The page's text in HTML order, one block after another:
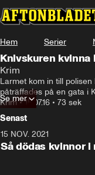
Hem Serier
Knivskuren kvinna
Krim
Larmet kom in till polisen
påträffades på en gata i
– Troligtvis är det inte
Söderholm.
Kvinnan fördes med
skadeläge okänt. Flera
efter gärningsmannen.
Krim•15.07.16 • 73 sek
Se mer
Senast
15 NOV. 2021
Så dödas kvinnor